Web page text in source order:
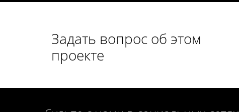
Задать вопрос об этом
проекте